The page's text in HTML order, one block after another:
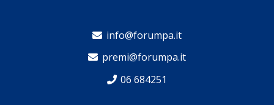
info@forumpa.it
premi@forumpa.it
06 684251